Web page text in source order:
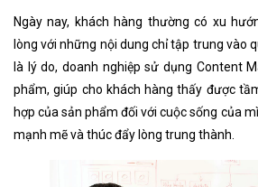
Ngày nay, khách hàng thường có xu
lòng với những nội dung chỉ tập trung vào
là lý do, doanh nghiệp sử dụng Content
phẩm, giúp cho khách hàng thấy được
hợp của sản phẩm đối với cuộc sống của
mạnh mẽ và thúc đẩy lòng trung thành.